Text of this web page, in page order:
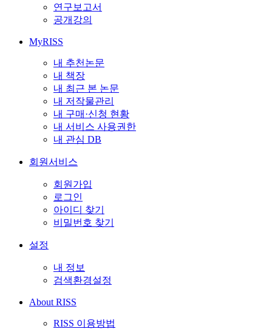
연구보고서
공개강의
MyRISS
내 추천논문
내 책장
내 최근 본 논문
내 저작물관리
내 구매·신청 현황
내 서비스 사용권한
내 관심 DB
회원서비스
회원가입
로그인
아이디 찾기
비밀번호 찾기
설정
내 정보
검색환경설정
About RISS
RISS 이용방법